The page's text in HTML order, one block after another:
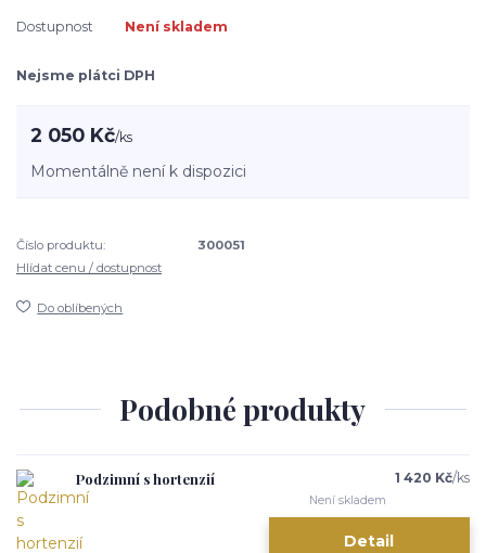
Dostupnost Není skladem
Nejsme plátci DPH
2 050 Kč/ks
Momentálně není k dispozici
Číslo produktu:
300051
Hlídat cenu / dostupnost
Do oblíbených
Podobné produkty
Podzimní s hortenzií 1 420 Kč/ks
Není skladem
Detail